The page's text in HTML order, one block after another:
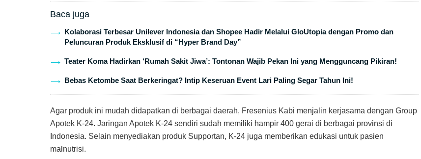
Baca juga
Kolaborasi Terbesar Unilever Indonesia dan Shopee Hadir Melalui GloUtopia dengan Promo dan
Peluncuran Produk Eksklusif di “Hyper Brand Day”
Teater Koma Hadirkan ‘Rumah Sakit Jiwa’: Tontonan Wajib Pekan Ini yang Mengguncang Pikiran!
Bebas Ketombe Saat Berkeringat? Intip Keseruan Event Lari Paling Segar Tahun Ini!
Agar produk ini mudah didapatkan di berbagai daerah, Fresenius Kabi menjalin kerjasama dengan Group
Apotek K-24. Jaringan Apotek K-24 sendiri sudah memiliki hampir 400 gerai di berbagai provinsi di
Indonesia. Selain menyediakan produk Supportan, K-24 juga memberikan edukasi untuk pasien
malnutrisi.